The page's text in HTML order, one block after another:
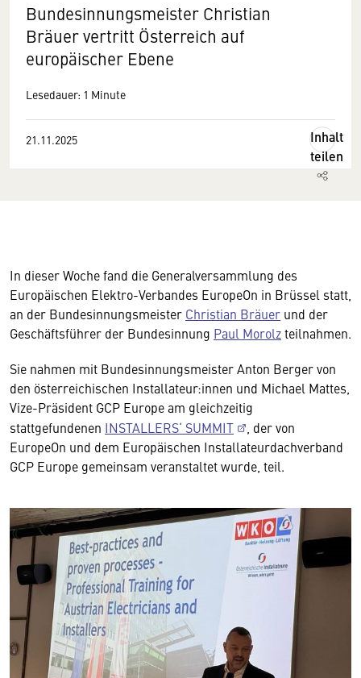
Bundesinnungsmeister Christian
Bräuer vertritt Österreich auf
europäischer Ebene
Lesedauer: 1 Minute
21.11.2025
Inhalt
teilen
In dieser Woche fand die Generalversammlung des
Europäischen Elektro-Verbandes EuropeOn in Brüssel statt,
an der Bundesinnungsmeister Christian Bräuer und der
Geschäftsführer der Bundesinnung Paul Morolzteilnahmen.
Sie nahmen mit Bundesinnungsmeister Anton Berger von
den österreichischen Installateur:innen und Michael Mattes,
Vize-Präsident GCP Europe am gleichzeitig
stattgefundenen INSTALLERS‘ SUMMIT
, der von
EuropeOn und dem Europäischen Installateurdachverband
GCP Europe gemeinsam veranstaltet wurde, teil.